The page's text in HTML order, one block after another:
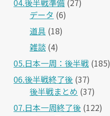
04.後半戦準備 (27)
データ (6)
道具 (18)
雑談 (4)
05.日本一周：後半戦 (185)
06.後半戦終了後 (37)
後半戦まとめ (37)
07.日本一周終了後 (122)